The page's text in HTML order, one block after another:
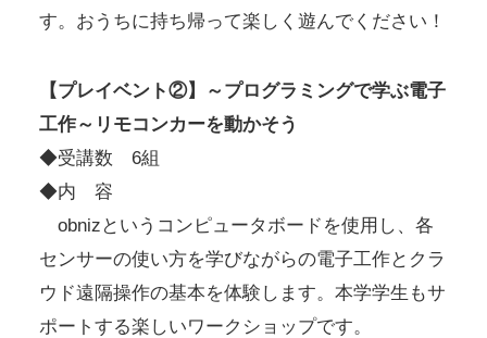
す。おうちに持ち帰って楽しく遊んでください！
【プレイベント②】～プログラミングで学ぶ電子
工作～リモコンカーを動かそう
◆受講数 6組
◆内 容
obnizというコンピュータボードを使用し、各
センサーの使い方を学びながらの電子工作とクラ
ウド遠隔操作の基本を体験します。本学学生もサ
ポートする楽しいワークショップです。